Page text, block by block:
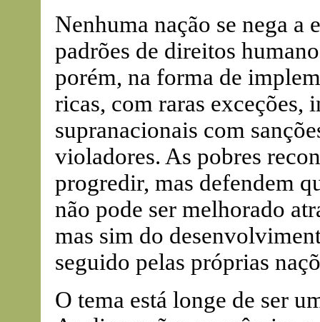
Nenhuma nação se nega
padrões de direitos
porém, na forma de
ricas, com raras exceções,
supranacionais com
violadores. As pobres
progredir, mas defendem
não pode ser melhorado
mas sim do
seguido pelas próprias
O tema está longe de ser